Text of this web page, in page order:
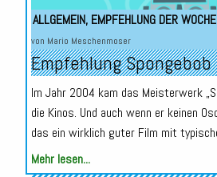
ALLGEMEIN, EMPFEHLUNG DER WOCHE
von Mario Meschenmoser
Empfehlung
Im Jahr 2004 kam das Meisterwerk
die Kinos. Und auch wenn er keinen
das ein wirklich guter Film mit
Mehr lesen...